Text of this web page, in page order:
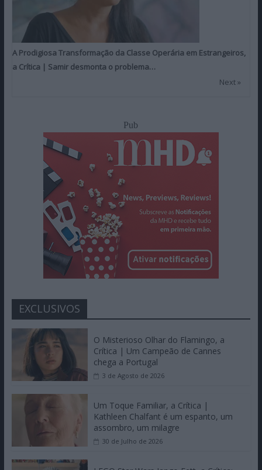
A Prodigiosa Transformação da Classe Operária em Estrangeiros,
a Crítica | Samir desmonta o problema…
Next »
Pub
EXCLUSIVOS
O Misterioso Olhar do Flamingo, a
Crítica | Um Campeão de Cannes
chega a Portugal
3 de Agosto de 2026
Um Toque Familiar, a Crítica |
Kathleen Chalfant é um espanto, um
assombro, um milagre
30 de Julho de 2026